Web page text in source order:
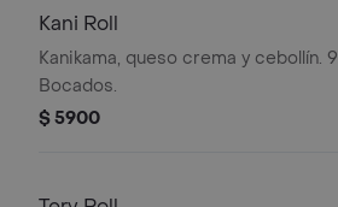
Kani Roll
Kanikama, queso crema y cebollín. 9
Bocados.
$ 5900